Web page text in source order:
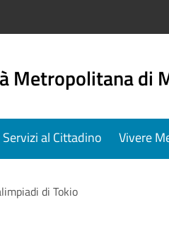
Metropolitana di
Servizi al Cittadino Vivere
di Tokio